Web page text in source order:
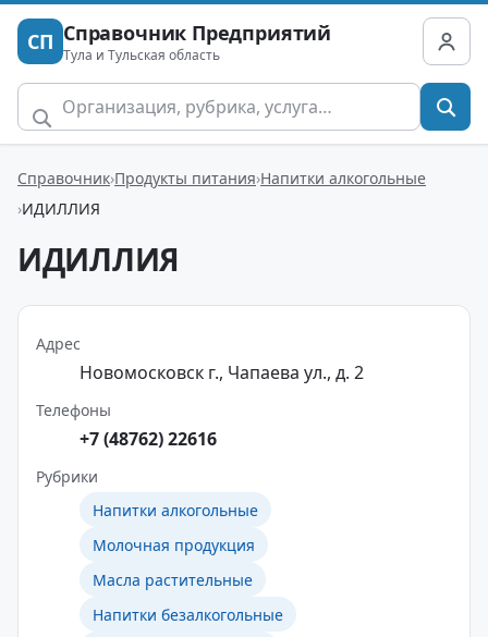
СП Справочник Предприятий
Тула и Тульская область
Справочник Продукты питания Напитки алкогольные
ИДИЛЛИЯ
ИДИЛЛИЯ
Адрес
Новомосковск г., Чапаева ул., д. 2
Телефоны
+7 (48762) 22616
Рубрики
Напитки алкогольные
Молочная продукция
Масла растительные
Напитки безалкогольные